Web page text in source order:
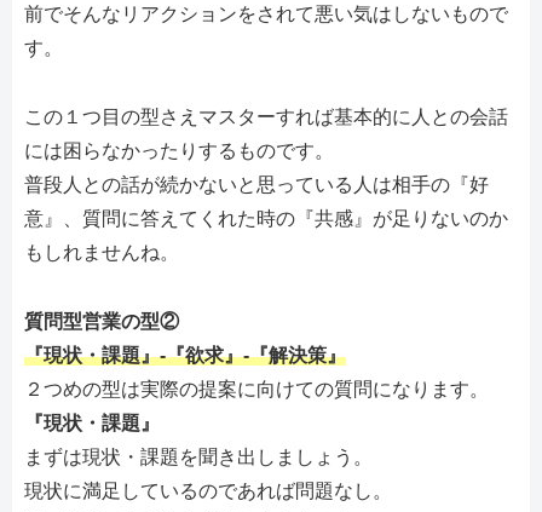
前でそんなリアクションをされて悪い気はしないもので
す。
この１つ目の型さえマスターすれば基本的に人との会話
には困らなかったりするものです。
普段人との話が続かないと思っている人は相手の『好
意』、質問に答えてくれた時の『共感』が足りないのか
もしれませんね。
質問型営業の型②
『現状・課題』-『欲求』-『解決策』
２つめの型は実際の提案に向けての質問になります。
『現状・課題』
まずは現状・課題を聞き出しましょう。
現状に満足しているのであれば問題なし。